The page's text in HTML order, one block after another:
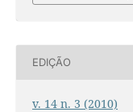
EDIÇÃO
v. 14 n. 3 (2010)